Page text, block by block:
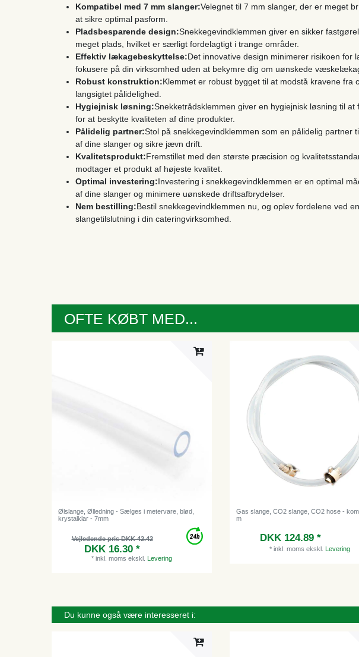
Kompatibel med 7 mm slanger:Velegnet til 7 mm slanger, der er meget
at sikre optimal pasform.
Pladsbesparende design:Snekkegevindklemmen giver en sikker
meget plads, hvilket er særligt fordelagtigt i trange områder.
Effektiv lækagebeskyttelse:Det innovative design minimerer risikoen for
fokusere på din virksomhed uden at bekymre dig om uønskede
Robust konstruktion:Klemmet er robust bygget til at modstå kravene fra
langsigtet pålidelighed.
Hygiejnisk løsning:Snekketrådsklemmen giver en hygiejnisk løsning til at
for at beskytte kvaliteten af ​​dine produkter.
Pålidelig partner:Stol på snekkegevindklemmen som en pålidelig partner
af ​​dine slanger og sikre jævn drift.
Kvalitetsprodukt:Fremstillet med den største præcision og
modtager et produkt af højeste kvalitet.
Optimal investering:Investering i snekkegevindklemmen er en optimal
af ​​dine slanger og minimere uønskede driftsafbrydelser.
Nem bestilling:Bestil snekkegevindklemmen nu, og oplev fordelene ved
slangetilslutning i din cateringvirksomhed.
OFTE KØBT MED...
Ølslange, Ølledning - Sælges i metervare, blød,
krystalklar - 7mm
Vejledende pris DKK 42.42
DKK 16.30 *
* inkl. moms ekskl. Levering
Gas slange, CO2 slange, CO2 hose -
m
DKK 124.89 *
* inkl. moms ekskl. Levering
Du kunne også være interesseret i: